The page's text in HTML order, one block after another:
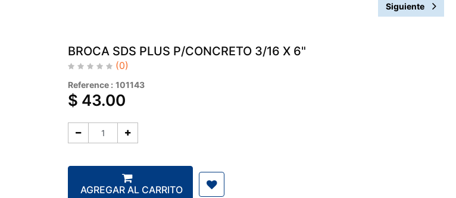
Siguiente
BROCA SDS PLUS P/CONCRETO 3/16 X 6"
(0)
Reference : 101143
$ 43.00
AGREGAR AL CARRITO